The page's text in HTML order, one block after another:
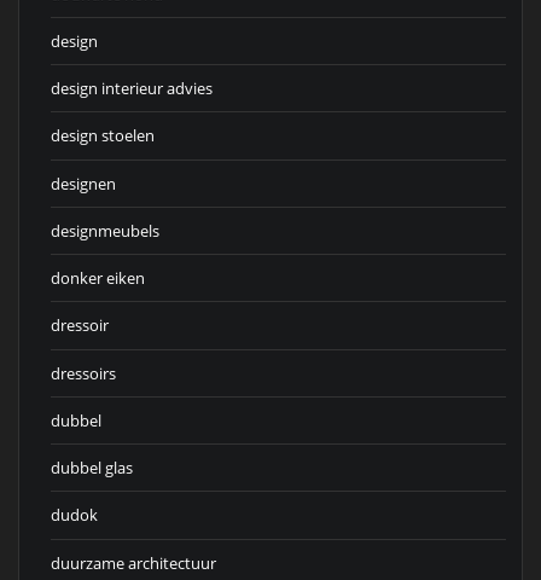
design
design interieur advies
design stoelen
designen
designmeubels
donker eiken
dressoir
dressoirs
dubbel
dubbel glas
dudok
duurzame architectuur